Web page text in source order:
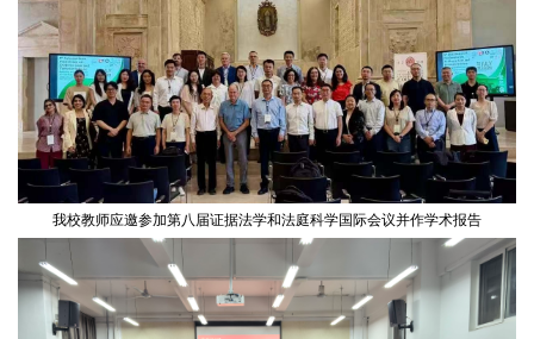
我校教师应邀参加第八届证据法学和法庭科学国际会议并作学术报告